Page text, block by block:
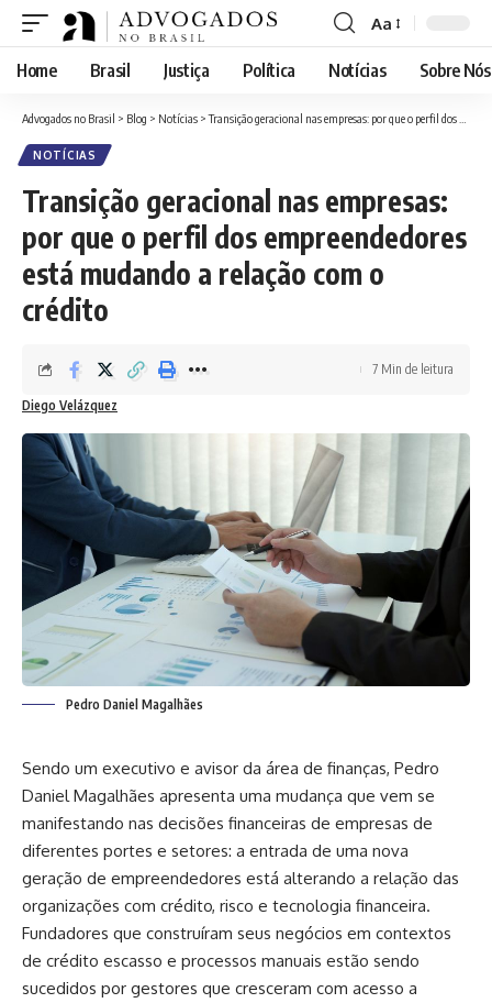
Font
Resizer
Aa
Home Brasil Justiça Política Notícias Sobre Nós
Advogados no Brasil > Blog > Notícias >Transição geracional nas empresas: por que o perfil dos empreendedores está mudando a relação com o crédito
NOTÍCIAS
Transição geracional nas empresas:
por que o perfil dos empreendedores
está mudando a relação com o
crédito
Diego Velázquez
7 Min de leitura
Pedro Daniel Magalhães
Sendo um executivo e avisor da área de finanças, Pedro
Daniel Magalhães apresenta uma mudança que vem se
manifestando nas decisões financeiras de empresas de
diferentes portes e setores: a entrada de uma nova
geração de empreendedores está alterando a relação das
organizações com crédito, risco e tecnologia financeira.
Fundadores que construíram seus negócios em contextos
de crédito escasso e processos manuais estão sendo
sucedidos por gestores que cresceram com acesso a